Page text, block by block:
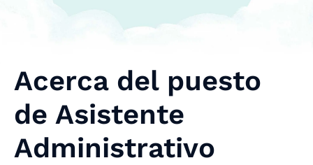
Acerca del puesto
de Asistente
Administrativo